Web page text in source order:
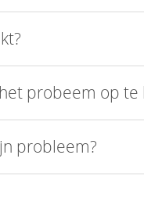
probeem op te
probleem?